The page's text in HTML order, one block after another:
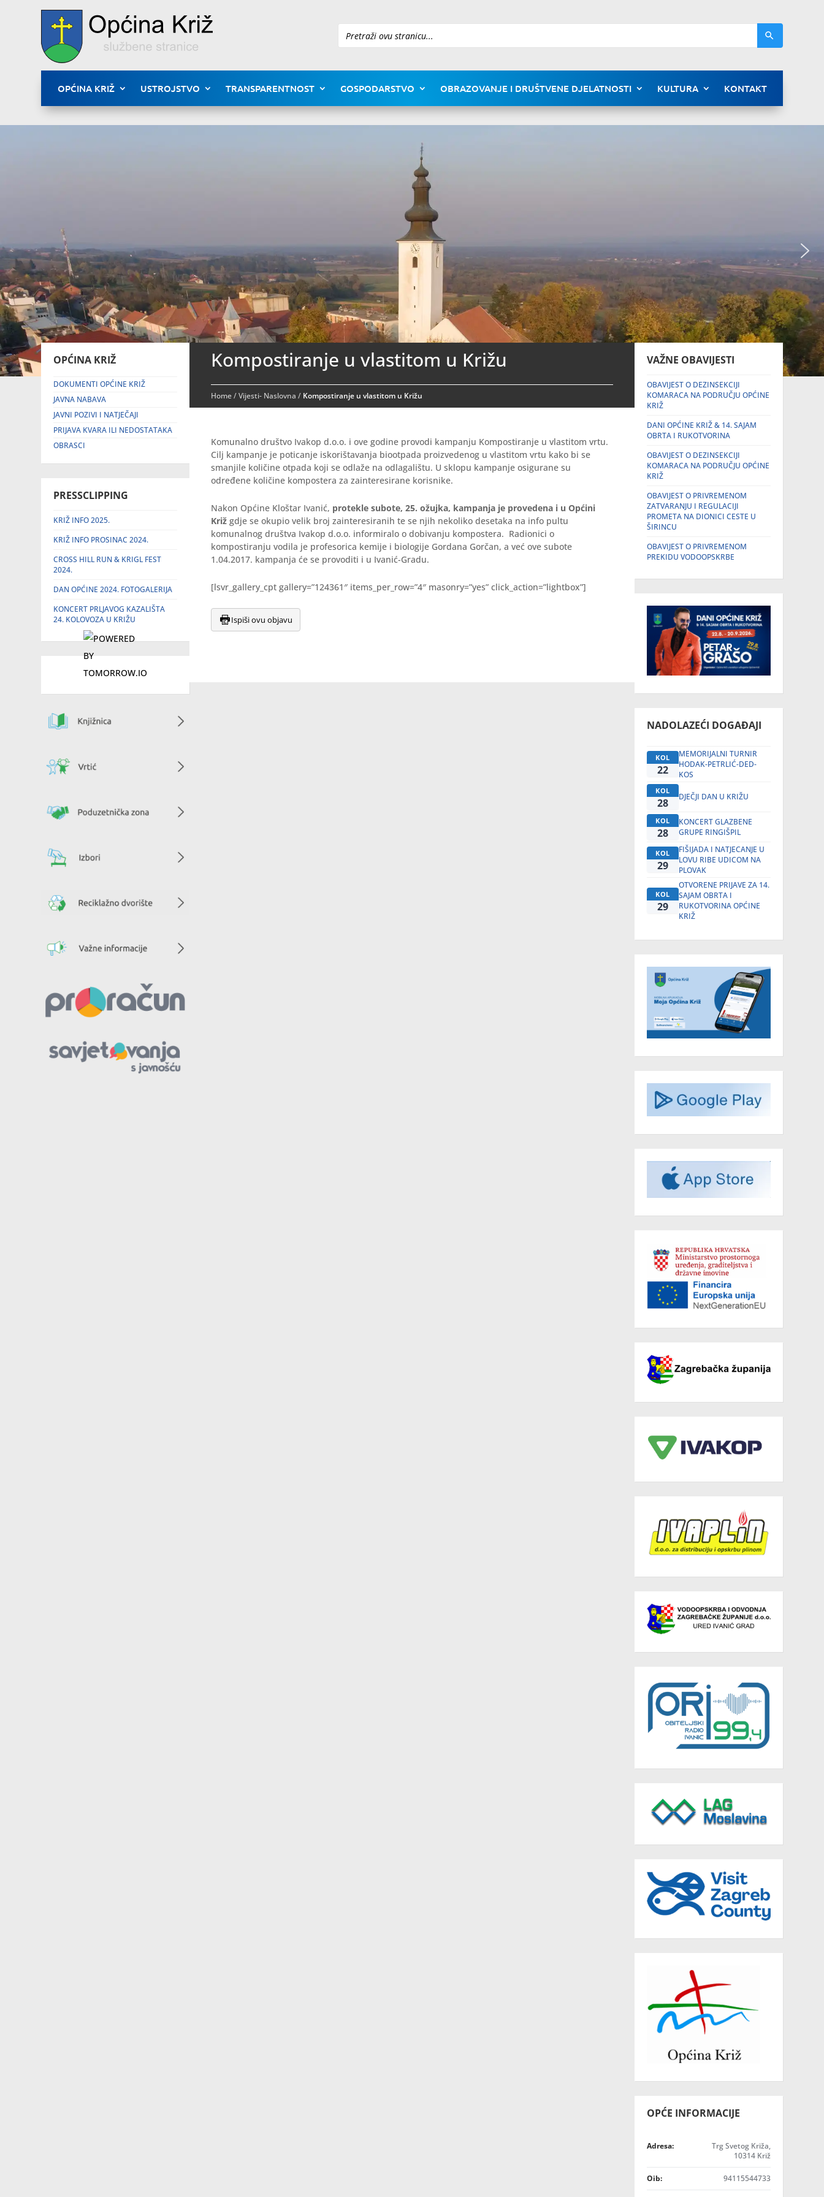
Pretraži
OPĆINA KRIŽ USTROJSTVO TRANSPARENTNOST GOSPODARSTVO OBRAZOVANJE I DRUŠTVENE DJELATNOSTI KULTURA KONTAKT
OPĆINA KRIŽ
DOKUMENTI OPĆINE KRIŽ
JAVNA NABAVA
JAVNI POZIVI I NATJEČAJI
PRIJAVA KVARA ILI NEDOSTATAKA
OBRASCI
PRESSCLIPPING
KRIŽ INFO 2025.
KRIŽ INFO PROSINAC 2024.
CROSS HILL RUN & KRIGL FEST
2024.
DAN OPĆINE 2024. FOTOGALERIJA
KONCERT PRLJAVOG KAZALIŠTA
24. KOLOVOZA U KRIŽU
Kompostiranje u vlastitom u Križu
Home/Vijesti- Naslovna / Kompostiranje u vlastitom u Križu
Komunalno društvo Ivakop d.o.o. i ove godine provodi kampanju Kompostiranje u vlastitom vrtu.
Cilj kampanje je poticanje iskorištavanja biootpada proizvedenog u vlastitom vrtu kako bi se
smanjile količine otpada koji se odlaže na odlagalištu. U sklopu kampanje osigurane su
određene količine kompostera za zainteresirane korisnike.
Nakon Općine Kloštar Ivanić, protekle subote, 25. ožujka, kampanja je provedena i u Općini
Križgdje se okupio velik broj zainteresiranih te se njih nekoliko desetaka na info pultu
komunalnog društva Ivakop d.o.o. informiralo o dobivanju kompostera. Radionici o
kompostiranju vodila je profesorica kemije i biologije Gordana Gorčan, a već ove subote
1.04.2017. kampanja će se provoditi i u Ivanić-Gradu.
[lsvr_gallery_cpt gallery=”124361″ items_per_row=”4″ masonry=”yes” click_action=”lightbox”]
Ispiši ovu objavu
VAŽNE OBAVIJESTI
OBAVIJEST O DEZINSEKCIJI
KOMARACA NA PODRUČJU OPĆINE
KRIŽ
DANI OPĆINE KRIŽ & 14. SAJAM
OBRTA I RUKOTVORINA
OBAVIJEST O DEZINSEKCIJI
KOMARACA NA PODRUČJU OPĆINE
KRIŽ
OBAVIJEST O PRIVREMENOM
ZATVARANJU I REGULACIJI
PROMETA NA DIONICI CESTE U
ŠIRINCU
OBAVIJEST O PRIVREMENOM
PREKIDU VODOOPSKRBE
NADOLAZEĆI DOGAĐAJI
KOL
22
MEMORIJALNI TURNIR
HODAK-PETRLIĆ-DED-
KOS
KOL
28 DJEČJI DAN U KRIŽU
KOL
28
KONCERT GLAZBENE
GRUPE RINGIŠPIL
KOL
29
FIŠIJADA I NATJECANJE U
LOVU RIBE UDICOM NA
PLOVAK
KOL
29
OTVORENE PRIJAVE ZA 14.
SAJAM OBRTA I
RUKOTVORINA OPĆINE
KRIŽ
OPĆE INFORMACIJE
Adresa:
Trg Svetog Križa,
10314 Križ
Oib: 94115544733